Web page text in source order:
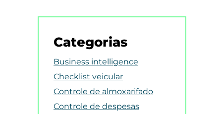
Categorias
Business intelligence
Checklist veicular
Controle de almoxarifado
Controle de despesas